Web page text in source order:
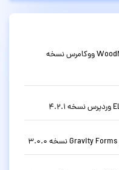
قالب فروشگاهی چندمنظوره وودمارت WoodMart ووکامرس نسخه